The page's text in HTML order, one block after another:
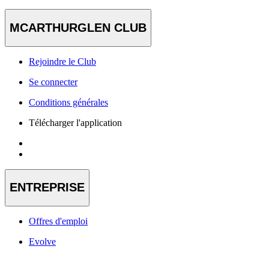
MCARTHURGLEN CLUB
Rejoindre le Club
Se connecter
Conditions générales
Télécharger l'application
ENTREPRISE
Offres d'emploi
Evolve